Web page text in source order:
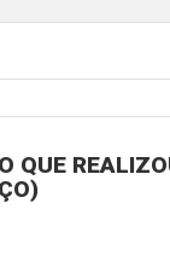
QUE